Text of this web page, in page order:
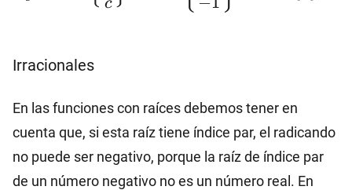
{c}\right\}=\mathbb{R}-
{-1}\right\}=\mathbb{R}-
\{0\}
c
Irracionales
En las funciones con raíces debemos tener en
cuenta que, si esta raíz tiene índice par, el radicando
no puede ser negativo, porque la raíz de índice par
de un número negativo no es un número real. En